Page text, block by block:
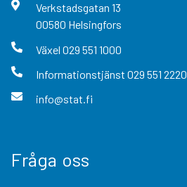
Verkstadsgatan 13
00580 Helsingfors
Växel 029 551 1000
Informationstjänst 029 551 2220
info@stat.fi
Fråga oss